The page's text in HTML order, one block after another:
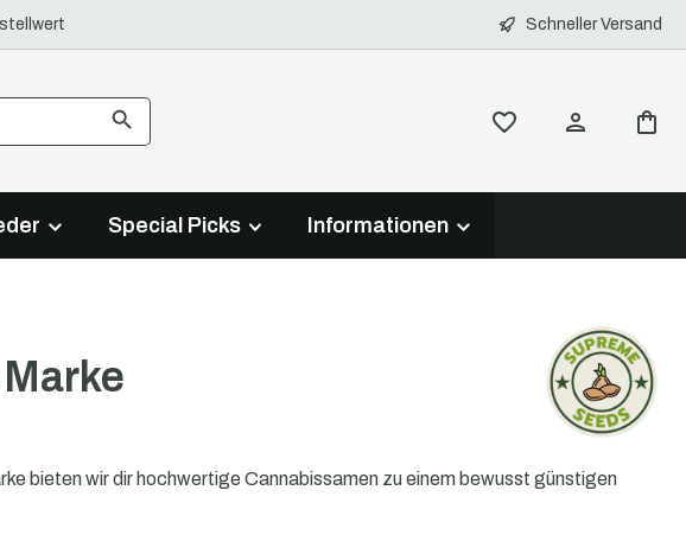
Schneller Versand
Special Picks Informationen
bieten wir dir hochwertige Cannabissamen zu einem bewusst günstigen